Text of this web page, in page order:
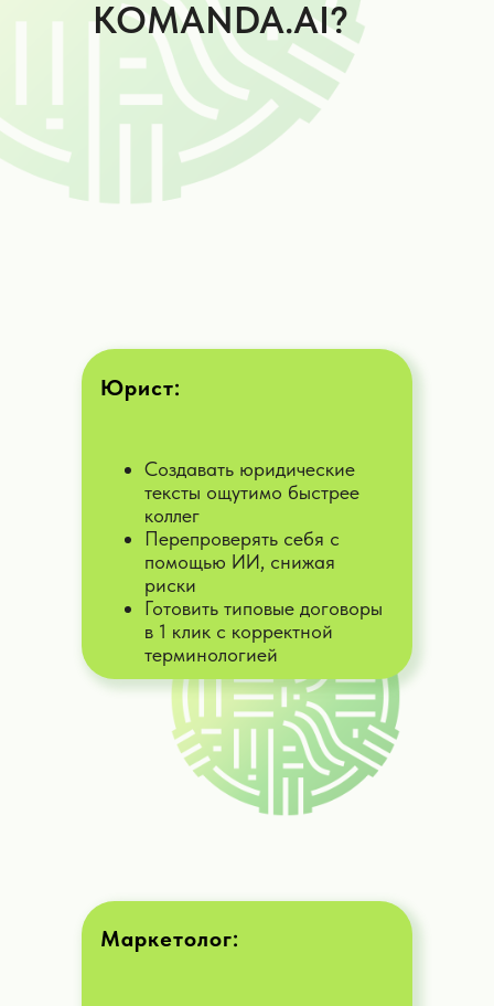
Юрист:
Создавать юридические
тексты ощутимо быстрее
коллег
Перепроверять себя с
помощью ИИ, снижая
риски
Готовить типовые договоры
в 1 клик с корректной
терминологией
Маркетолог:
KOMANDA.AI?
Практические примеры применения
KOMANDA.AI